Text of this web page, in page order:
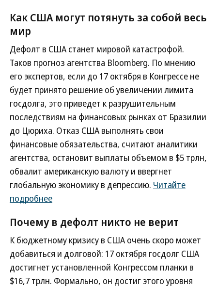
Как США могут потянуть за собой весь
мир
Дефолт в США станет мировой катастрофой.
Таков прогноз агентства Bloomberg. По мнению
его экспертов, если до 17 октября в Конгрессе не
будет принято решение об увеличении лимита
госдолга, это приведет к разрушительным
последствиям на финансовых рынках от Бразилии
до Цюриха. Отказ США выполнять свои
финансовые обязательства, считают аналитики
агентства, остановит выплаты объемом в $5 трлн,
обвалит американскую валюту и ввергнет
глобальную экономику в депрессию. Читайте
подробнее
Почему в дефолт никто не верит
К бюджетному кризису в США очень скоро может
добавиться и долговой: 17 октября госдолг США
достигнет установленной Конгрессом планки в
$16,7 трлн. Формально, он достиг этого уровня